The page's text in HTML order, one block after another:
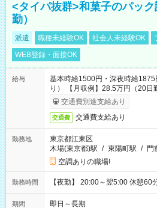
<タイパ抜群>和菓子のパッ
勤）
派遣 職種未経験OK 社会人未経験OK
WEB登録・面接OK
給与
基本時給1500円・深夜時給
り） 【月収例】28.5万円（20
合）交通費別途支給あり
交通費 交通費支給あり
勤務地
東京都江東区
木場(東京都)駅 / 東陽町駅 / 門
空調ありの職場!
勤務時間 【夜勤】 20:00～翌5:00 休憩60
期間 即日～長期